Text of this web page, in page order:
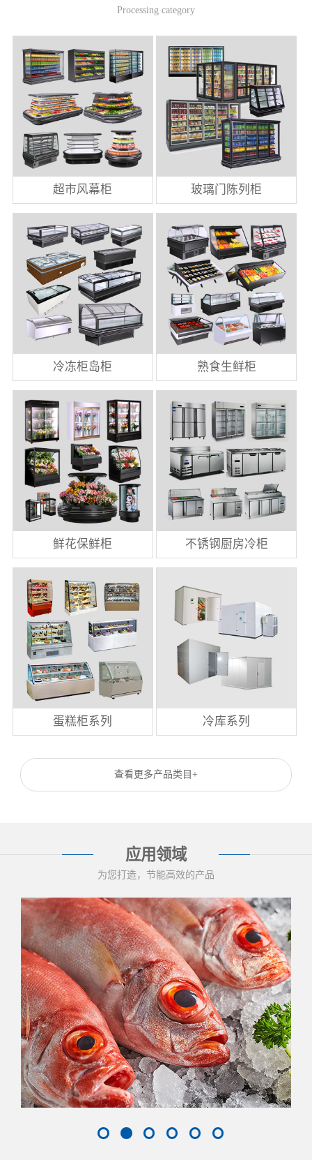
Processing category
超市风幕柜 玻璃门陈列柜
冷冻柜岛柜 熟食生鲜柜
鲜花保鲜柜 不锈钢厨房冷柜
蛋糕柜系列 冷库系列
查看更多产品类目+
应用领域
为您打造，节能高效的产品